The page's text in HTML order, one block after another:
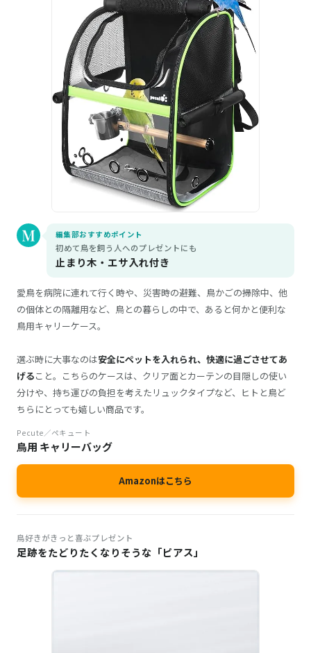
編集部おすすめポイント
初めて鳥を飼う人へのプレゼントにも
止まり木・エサ入れ付き
愛鳥を病院に連れて行く時や、災害時の避難、鳥かごの掃除中、他
の個体との隔離用など、鳥との暮らしの中で、あると何かと便利な
鳥用キャリーケース。
選ぶ時に大事なのは安全にペットを入れられ、快適に過ごさせてあ
げること。こちらのケースは、クリア面とカーテンの目隠しの使い
分けや、持ち運びの負担を考えたリュックタイプなど、ヒトと鳥ど
ちらにとっても嬉しい商品です。
Pecute／ペキュート
鳥用 キャリーバッグ
Amazonはこちら
鳥好きがきっと喜ぶプレゼント
足跡をたどりたくなりそうな「ピアス」